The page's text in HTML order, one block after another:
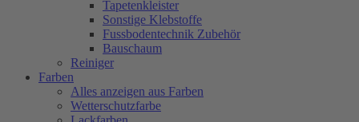
Tapetenkleister
Sonstige Klebstoffe
Fussbodentechnik Zubehör
Bauschaum
Reiniger
Farben
Alles anzeigen aus Farben
Wetterschutzfarbe